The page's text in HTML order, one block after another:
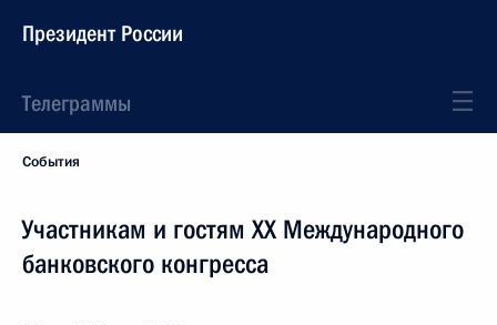
Президент России
Телеграммы
События
Участникам и гостям XX Международного
банковского конгресса